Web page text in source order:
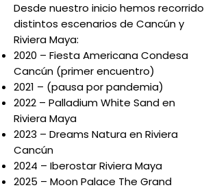
Desde nuestro inicio hemos recorrido
distintos escenarios de Cancún y
Riviera Maya:
2020 – Fiesta Americana Condesa
Cancún (primer encuentro)
2021 – (pausa por pandemia)
2022 – Palladium White Sand en
Riviera Maya
2023 – Dreams Natura en Riviera
Cancún
2024 – Iberostar Riviera Maya
2025 – Moon Palace The Grand